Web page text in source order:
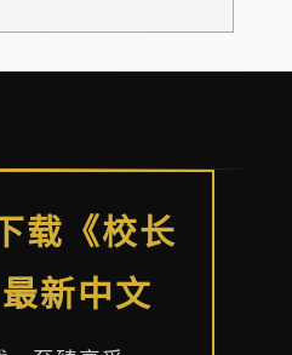
载《校长
新中文